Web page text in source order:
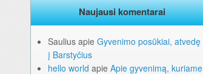
Naujausi komentarai
Saulius apie Gyvenimo posūkiai, atvedę
į Barstyčius
hello world apie Apie gyvenimą, kuriame